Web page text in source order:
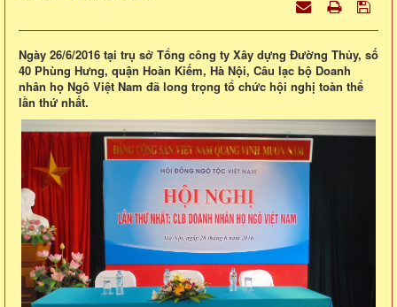
Ngày 26/6/2016 tại trụ sở Tổng công ty Xây dựng Đường Thủy, số
40 Phùng Hưng, quận Hoàn Kiếm, Hà Nội, Câu lạc bộ Doanh
nhân họ Ngô Việt Nam đã long trọng tổ chức hội nghị toàn thể
lần thứ nhất.